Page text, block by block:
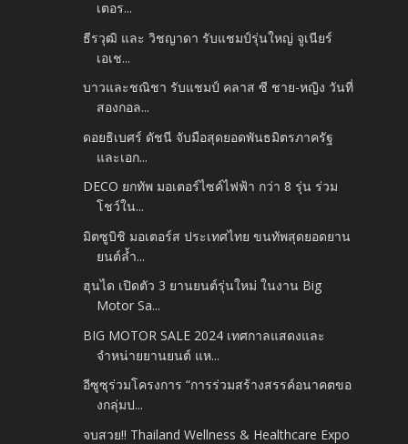
เตอร...
ธีรวุฒิ และ วิชญาดา รับแชมป์รุ่นใหญ่ จูเนียร์
เอเช...
บาวและชณิชา รับแชมป์ คลาส ซี ชาย-หญิง วันที่
สองกอล...
ดอยธิเบศร์ ดัชนี จับมือสุดยอดพันธมิตรภาครัฐ
และเอก...
DECO ยกทัพ มอเตอร์ไซค์ไฟฟ้า กว่า 8 รุ่น ร่วม
โชว์ใน...
มิตซูบิชิ มอเตอร์ส ประเทศไทย ขนทัพสุดยอดยาน
ยนต์ล้ำ...
ฮุนได เปิดตัว 3 ยานยนต์รุ่นใหม่ ในงาน Big
Motor Sa...
BIG MOTOR SALE 2024 เทศกาลแสดงและ
จำหน่ายยานยนต์ แห...
อีซูซุร่วมโครงการ “การร่วมสร้างสรรค์อนาคตขอ
งกลุ่มป...
จบสวย!! Thailand Wellness & Healthcare Expo